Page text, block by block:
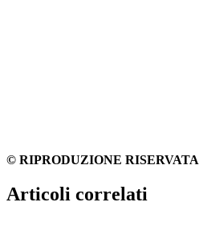
© RIPRODUZIONE RISERVATA
Articoli correlati